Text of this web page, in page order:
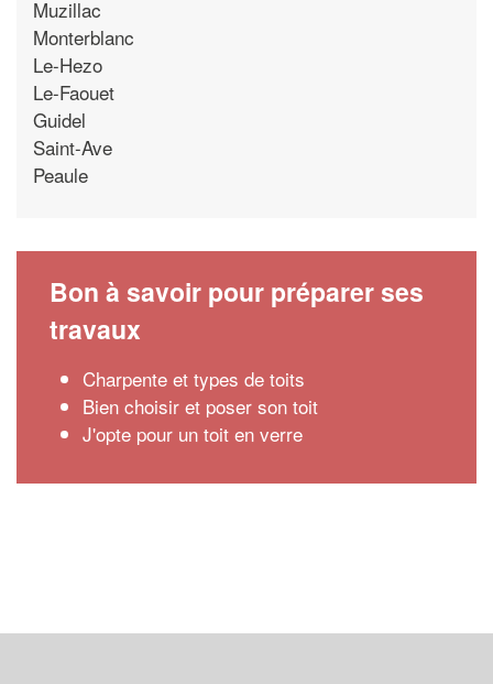
Muzillac
Monterblanc
Le-Hezo
Le-Faouet
Guidel
Saint-Ave
Peaule
Bon à savoir pour préparer ses
travaux
Charpente et types de toits
Bien choisir et poser son toit
J'opte pour un toit en verre